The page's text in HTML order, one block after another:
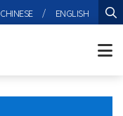
CHINESE / ENGLISH